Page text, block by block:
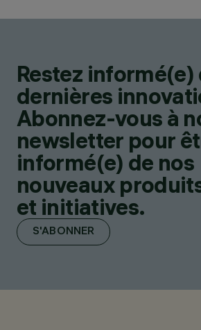
Restez informé(e)
dernières
Abonnez-vous à
newsletter pour
informé(e) de nos
nouveaux
et initiatives.
S'ABONNER